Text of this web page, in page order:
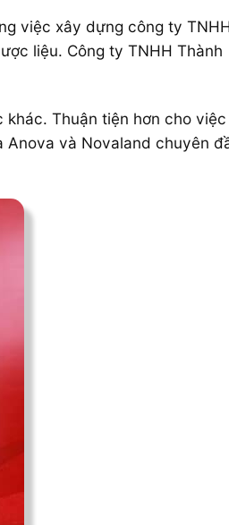
việc xây dựng công ty
liệu. Công ty TNHH Thành
Thuận tiện hơn cho việc
và Novaland chuyên